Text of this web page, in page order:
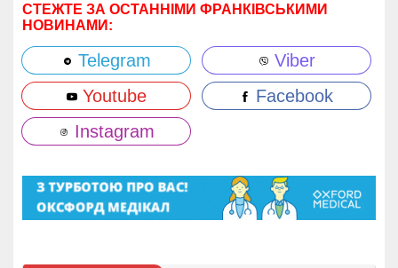
СТЕЖТЕ ЗА ОСТАННІМИ ФРАНКІВСЬКИМИ
НОВИНАМИ:
Telegram
Viber
Youtube
Facebook
Instagram